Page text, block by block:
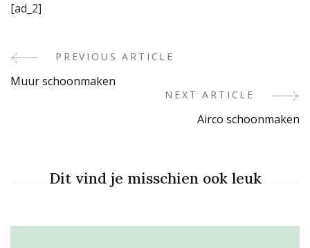
[ad_2]
PostPREVIOUS ARTICLE
Muur schoonmaken
NEXT ARTICLE
Airco schoonmaken
Dit vind je misschien ook leuk